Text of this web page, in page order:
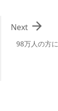
98万人の方

Next